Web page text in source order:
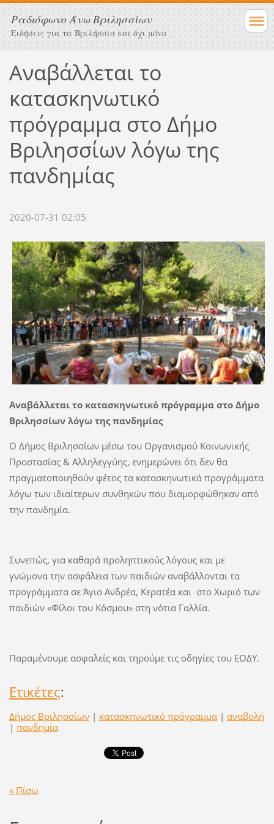
Ραδιόφωνο Άνω Βριλησσίων
Ειδήσεις για τα Βριλήσσια και όχι μόνο
Αναβάλλεται το
κατασκηνωτικό
πρόγραμμα στο Δήμο
Βριλησσίων λόγω της
πανδημίας
2020-07-31 02:05
Αναβάλλεται το κατασκηνωτικό πρόγραμμα στο Δήμο
Βριλησσίων λόγω της πανδημίας
Ο Δήμος Βριλησσίων μέσω του Οργανισμού Κοινωνικής
Προστασίας & Αλληλεγγύης, ενημερώνει ότι δεν θα
πραγματοποιηθούν φέτος τα κατασκηνωτικά προγράμματα
λόγω των ιδιαίτερων συνθηκών που διαμορφώθηκαν από
την πανδημία.
Συνεπώς, για καθαρά προληπτικούς λόγους και με
γνώμονα την ασφάλεια των παιδιών αναβάλλονται τα
προγράμματα σε Άγιο Ανδρέα, Κερατέα και στο Χωριό των
παιδιών «Φίλοι του Κόσμου» στη νότια Γαλλία.
Παραμένουμε ασφαλείς και τηρούμε τις οδηγίες του ΕΟΔΥ.
Ετικέτες:
Δήμος Βριλησσίων | κατασκηνωτικό πρόγραμμα | αναβολή
| πανδημία
« Πίσω